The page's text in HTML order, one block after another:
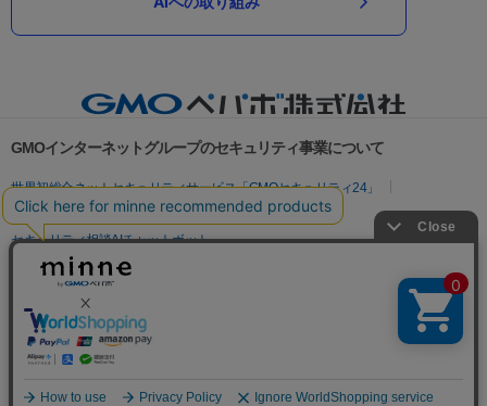
GMOインターネットグループのセキュリティ事業について
世界初総合ネットセキュリティサービス「GMOセキュリティ24」
パスワード漏洩診断
Webサイトリスク診断
セキュリティ相談AIチャットボット
実在証明・盗聴対策
サイバー攻撃対策（GMO Flatt Security）
セキュリティ事業の軌跡